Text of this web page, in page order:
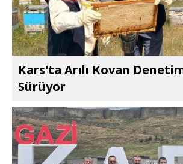
Kars'ta Arılı Kovan
Sürüyor